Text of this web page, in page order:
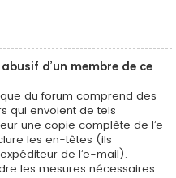
d’un membre de ce
du forum comprend des
qui envoient de tels
une copie complète de l’e-
les en-têtes (ils
de l’e-mail).
les mesures nécessaires.